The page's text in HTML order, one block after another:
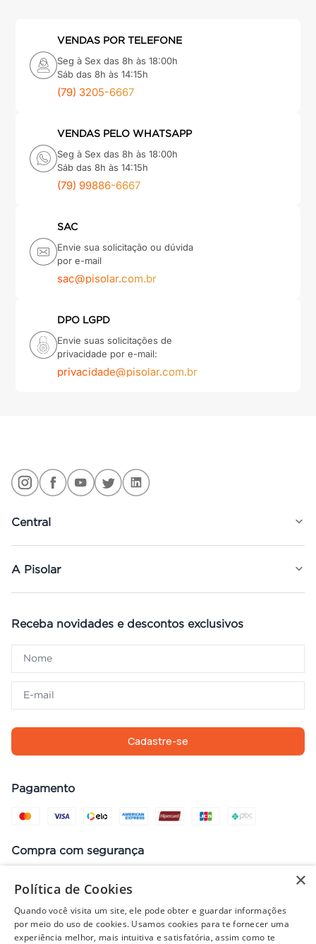
VENDAS POR TELEFONE
Seg à Sex das 8h às 18:00h
Sáb das 8h às 14:15h
(79) 3205-6667
VENDAS PELO WHATSAPP
Seg à Sex das 8h às 18:00h
Sáb das 8h às 14:15h
(79) 99886-6667
SAC
Envie sua solicitação ou dúvida
por e-mail
sac@pisolar.com.br
DPO LGPD
Envie suas solicitações de
privacidade por e-mail:
privacidade@pisolar.com.br
Central
A Pisolar
Receba novidades e descontos exclusivos
Cadastre-se
Pagamento
Compra com segurança
Preços, promoções, condições de pagamento e frete válidos apenas
para compras no site. Em caso de divergência, prevalece o valor do
×
Política de Cookies
Quando você visita um site, ele pode obter e guardar informações
por meio do uso de cookies. Usamos cookies para te fornecer uma
experiência melhor, mais intuitiva e satisfatória, assim como te